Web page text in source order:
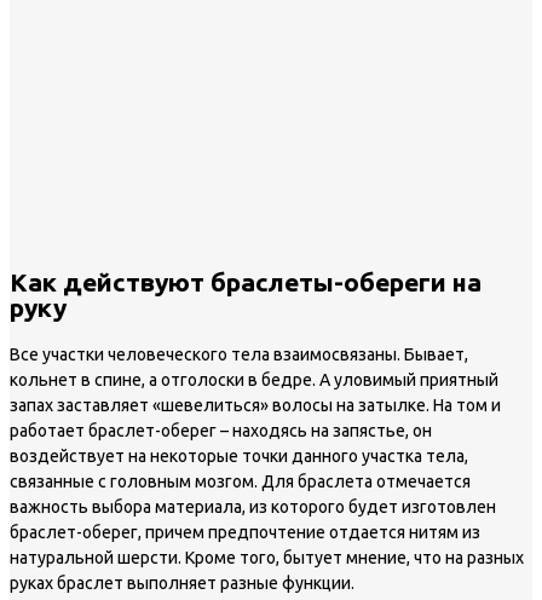
Как действуют браслеты-обереги на
руку
Все участки человеческого тела взаимосвязаны. Бывает,
кольнет в спине, а отголоски в бедре. А уловимый приятный
запах заставляет «шевелиться» волосы на затылке. На том и
работает браслет-оберег – находясь на запястье, он
воздействует на некоторые точки данного участка тела,
связанные с головным мозгом. Для браслета отмечается
важность выбора материала, из которого будет изготовлен
браслет-оберег, причем предпочтение отдается нитям из
натуральной шерсти. Кроме того, бытует мнение, что на разных
руках браслет выполняет разные функции.